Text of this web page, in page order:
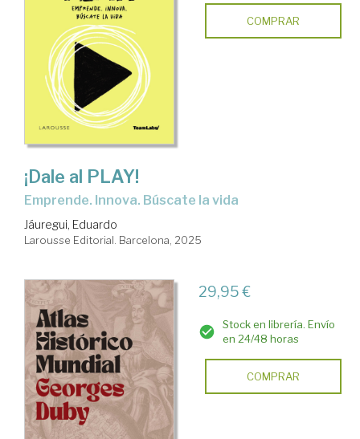
COMPRAR
¡Dale al PLAY!
Emprende. Innova. Búscate la vida
Jáuregui, Eduardo
Larousse Editorial. Barcelona, 2025
29,95 €
Stock en librería. Envío
en 24/48 horas
COMPRAR